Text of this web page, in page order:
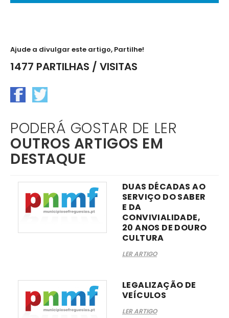
Ajude a divulgar este artigo, Partilhe!
1477 PARTILHAS / VISITAS
PODERÁ GOSTAR DE LER
OUTROS ARTIGOS EM
DESTAQUE
DUAS DÉCADAS AO
SERVIÇO DO SABER
E DA
CONVIVIALIDADE,
20 ANOS DE DOURO
CULTURA
LER ARTIGO
LEGALIZAÇÃO DE
VEÍCULOS
LER ARTIGO